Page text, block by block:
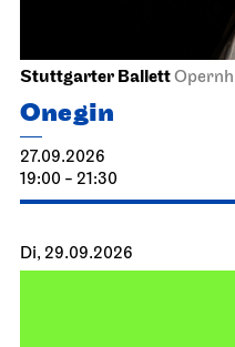
Stuttgarter Ballett
Onegin
27.09.2026
19:00 - 21:30
Di, 29.09.2026